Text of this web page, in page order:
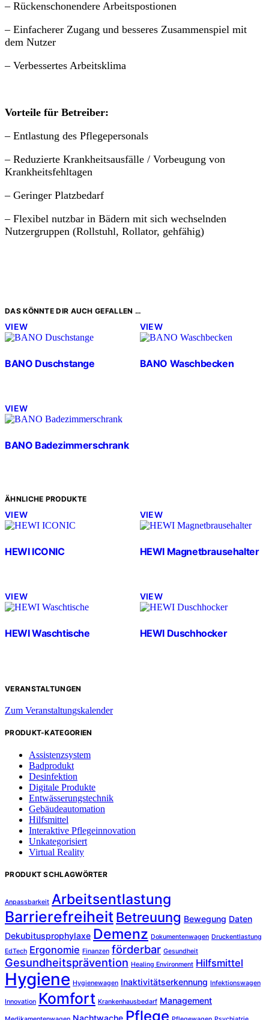
– Rückenschonendere Arbeitspostionen
– Einfacherer Zugang und besseres Zusammenspiel mit
dem Nutzer
– Verbessertes Arbeitsklima
Vorteile für Betreiber:
– Entlastung des Pflegepersonals
– Reduzierte Krankheitsausfälle / Vorbeugung von
Krankheitsfehltagen
– Geringer Platzbedarf
– Flexibel nutzbar in Bädern mit sich wechselnden
Nutzergruppen (Rollstuhl, Rollator, gehfähig)
DAS KÖNNTE DIR AUCH GEFALLEN …
VIEW
BANO Duschstange
VIEW
BANO Waschbecken
VIEW
BANO Badezimmerschrank
ÄHNLICHE PRODUKTE
VIEW
HEWI ICONIC
VIEW
HEWI Magnetbrausehalter
VIEW
HEWI Waschtische
VIEW
HEWI Duschhocker
VERANSTALTUNGEN
Zum Veranstaltungskalender
PRODUKT-KATEGORIEN
Assistenzsystem
Badprodukt
Desinfektion
Digitale Produkte
Entwässerungstechnik
Gebäudeautomation
Hilfsmittel
Interaktive Pflegeinnovation
Unkategorisiert
Virtual Reality
PRODUKT SCHLAGWÖRTER
Anpassbarkeit Arbeitsentlastung
Barrierefreiheit Betreuung Bewegung Daten
Dekubitusprophylaxe Demenz Dokumentenwagen Druckentlastung
EdTech Ergonomie Finanzen förderbar Gesundheit
Gesundheitsprävention Healing Environment Hilfsmittel
Hygiene Hygienewagen Inaktivitätserkennung Infektionswagen
Innovation Komfort Krankenhausbedarf Management
Nachtwache Pflege